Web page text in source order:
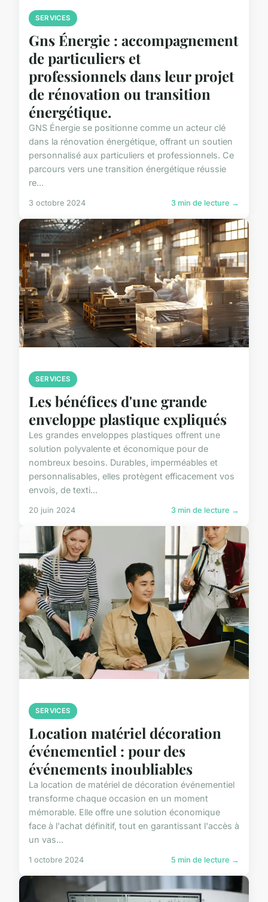
SERVICES
Gns Énergie : accompagnement
de particuliers et
professionnels dans leur projet
de rénovation ou transition
énergétique.
GNS Énergie se positionne comme un acteur clé
dans la rénovation énergétique, offrant un soutien
personnalisé aux particuliers et professionnels. Ce
parcours vers une transition énergétique réussie
re...
3 octobre 2024 3 min de lecture →
SERVICES
Les bénéfices d'une grande
enveloppe plastique expliqués
Les grandes enveloppes plastiques offrent une
solution polyvalente et économique pour de
nombreux besoins. Durables, imperméables et
personnalisables, elles protègent efficacement vos
envois, de texti...
20 juin 2024 3 min de lecture →
SERVICES
Location matériel décoration
événementiel : pour des
événements inoubliables
La location de matériel de décoration événementiel
transforme chaque occasion en un moment
mémorable. Elle offre une solution économique
face à l'achat définitif, tout en garantissant l'accès à
un vas...
1 octobre 2024 5 min de lecture →